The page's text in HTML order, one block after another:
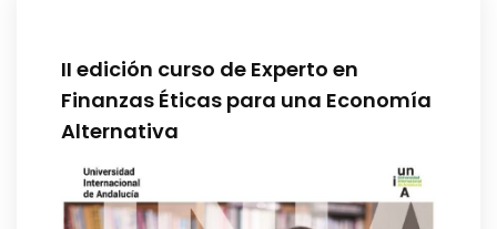
II edición curso de Experto en
Finanzas Éticas para una Economía
Alternativa